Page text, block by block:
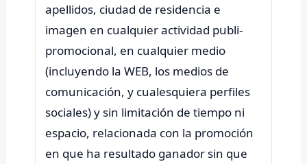
apellidos, ciudad de residencia e
imagen en cualquier actividad publi-
promocional, en cualquier medio
(incluyendo la WEB, los medios de
comunicación, y cualesquiera perfiles
sociales) y sin limitación de tiempo ni
espacio, relacionada con la promoción
en que ha resultado ganador sin que